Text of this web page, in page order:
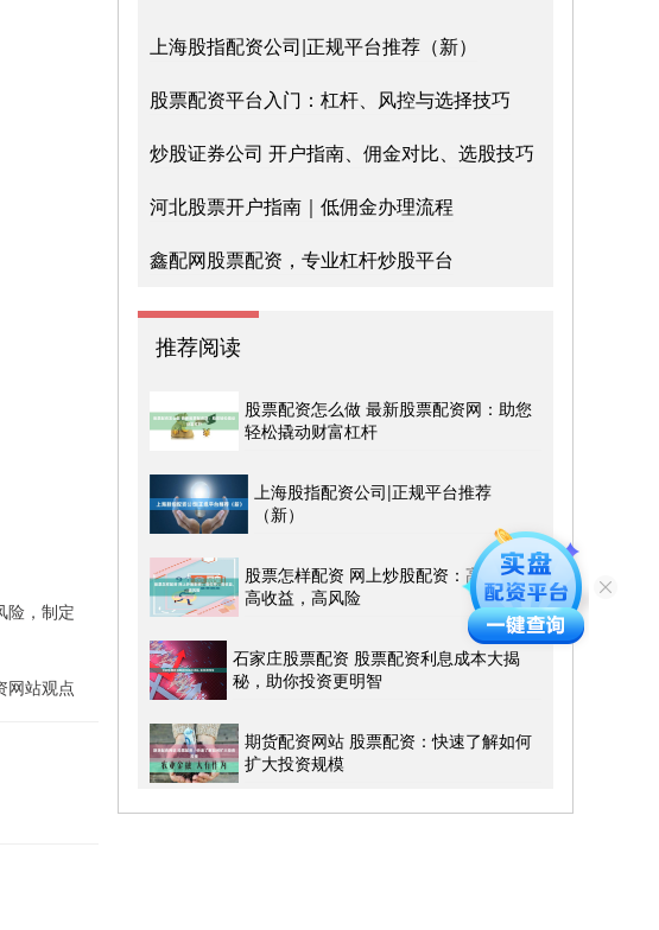
险，制定
网站观点
上海股指配资公司|正规平台推荐（新）
股票配资平台入门：杠杆、风控与选择技巧
炒股证券公司 开户指南、佣金对比、选股技巧
河北股票开户指南｜低佣金办理流程
鑫配网股票配资，专业杠杆炒股平台
推荐阅读
股票配资怎么做 最新股票配资网：助您
轻松撬动财富杠杆
上海股指配资公司|正规平台推荐
（新）
股票怎样配资 网上炒股配资：高杠杆，
高收益，高风险
石家庄股票配资 股票配资利息成本大揭
秘，助你投资更明智
期货配资网站 股票配资：快速了解如何
扩大投资规模